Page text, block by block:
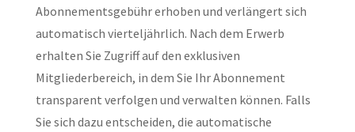
Abonnementsgebühr erhoben und verlängert sich
automatisch vierteljährlich. Nach dem Erwerb
erhalten Sie Zugriff auf den exklusiven
Mitgliederbereich, in dem Sie Ihr Abonnement
transparent verfolgen und verwalten können. Falls
Sie sich dazu entscheiden, die automatische